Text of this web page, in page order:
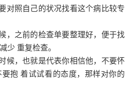
对照自己的状况找看这个病比较专
，之前的检查单要整理好，便于找
少 重复检查。
候，也就是代表你相信他，不要怀
抱 着试试看的态度，那样对你的